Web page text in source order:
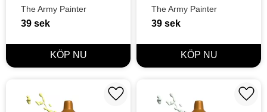
ml
The Army Painter
39 sek
The Army Painter
39 sek
Lägg till i favoriter